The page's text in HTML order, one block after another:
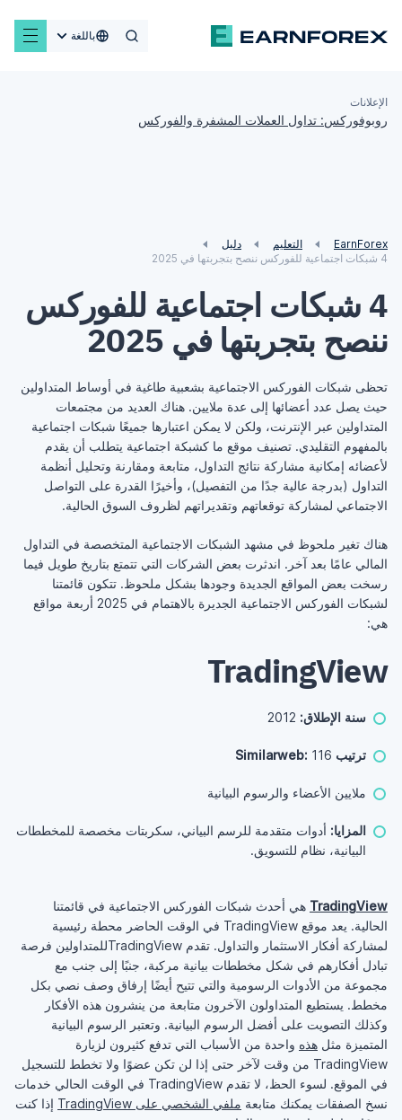
باللغة
الإعلانات
روبوفوركس: تداول العملات المشفرة والفوركس
EarnForex التعليم
دليل
4 شبكات اجتماعية للفوركس ننصح بتجربتها في 2025
4 شبكات اجتماعية للفوركس
ننصح بتجربتها في 2025
تحظى شبكات الفوركس الاجتماعية بشعبية طاغية في أوساط المتداولين
حيث يصل عدد أعضائها إلى عدة ملايين. هناك العديد من مجتمعات
المتداولين عبر الإنترنت، ولكن لا يمكن اعتبارها جميعًا شبكات اجتماعية
بالمفهوم التقليدي. تصنيف موقع ما كشبكة اجتماعية يتطلب أن يقدم
لأعضائه إمكانية مشاركة نتائج التداول، متابعة ومقارنة وتحليل أنظمة
التداول (بدرجة عالية جدًا من التفصيل)، وأخيرًا القدرة على التواصل
الاجتماعي لمشاركة توقعاتهم وتقديراتهم لظروف السوق الحالية.
هناك تغير ملحوظ في مشهد الشبكات الاجتماعية المتخصصة في التداول
المالي عامًا بعد آخر. اندثرت بعض الشركات التي تتمتع بتاريخ طويل فيما
رسخت بعض المواقع الجديدة وجودها بشكل ملحوظ. تتكون قائمتنا
لشبكات الفوركس الاجتماعية الجديرة بالاهتمام في 2025 أربعة مواقع
هي:
TradingView
سنة الإطلاق:
ترتيب Similarweb: 116
ملايين الأعضاء والرسوم البيانية
المزايا: أدوات متقدمة للرسم البياني، سكربتات مخصصة للمخططات
البيانية، نظام للتسويق.
TradingView هي أحدث شبكات الفوركس الاجتماعية في قائمتنا
الحالية. يعد موقع TradingView في الوقت الحاضر محطة رئيسية
لمشاركة أفكار الاستثمار والتداول. تقدم TradingViewللمتداولين فرصة
تبادل أفكارهم في شكل مخططات بيانية مركبة، جنبًا إلى جنب مع
مجموعة من الأدوات الرسومية والتي تتيح أيضًا إرفاق وصف نصي بكل
مخطط. يستطيع المتداولون الآخرون متابعة من ينشرون هذه الأفكار
وكذلك التصويت على أفضل الرسوم البيانية. وتعتبر الرسوم البيانية
المتميزة مثل هذه واحدة من الأسباب التي تدفع كثيرون لزيارة
TradingView من وقت لآخر حتى إذا لن تكن عضوًا ولا تخطط للتسجيل
في الموقع. لسوء الحظ، لا تقدم TradingView في الوقت الحالي خدمات
نسخ الصفقات يمكنك متابعة ملفي الشخصي على TradingView
إذا كنت